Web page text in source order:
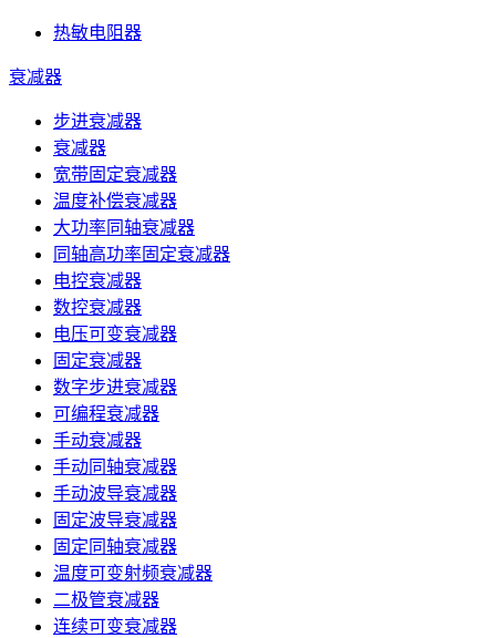
热敏电阻器
衰减器
步进衰减器
衰减器
宽带固定衰减器
温度补偿衰减器
大功率同轴衰减器
同轴高功率固定衰减器
电控衰减器
数控衰减器
电压可变衰减器
固定衰减器
数字步进衰减器
可编程衰减器
手动衰减器
手动同轴衰减器
手动波导衰减器
固定波导衰减器
固定同轴衰减器
温度可变射频衰减器
二极管衰减器
连续可变衰减器